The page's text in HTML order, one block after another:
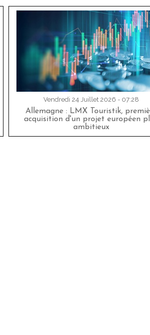
Vendredi 24 Juillet 2026 - 07:28
Allemagne : LMX Touristik,
acquisition d'un projet européen
ambitieux